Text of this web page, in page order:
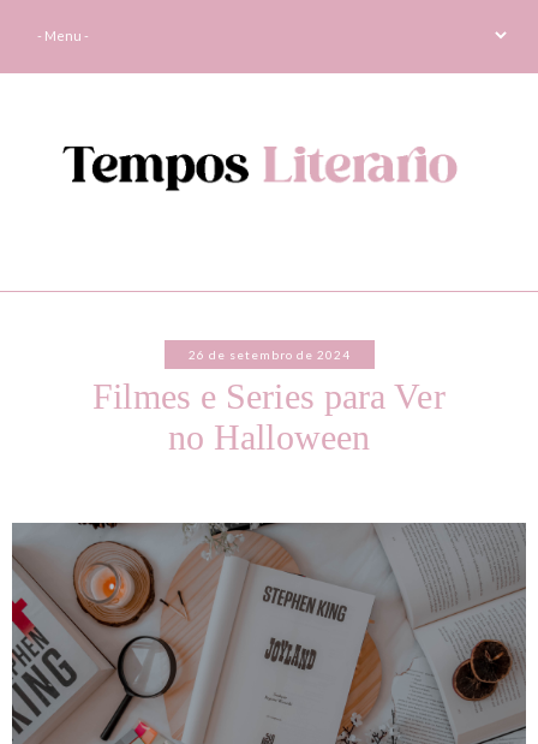
26 de setembro de 2024
Filmes e Series para Ver
no Halloween